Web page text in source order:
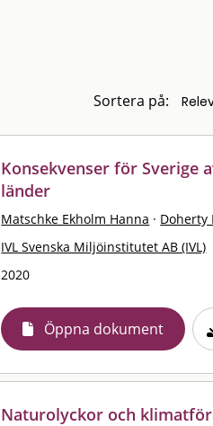
Sortera på:
Konsekvenser för Sverige
länder
Matschke Ekholm Hanna · Doherty
IVL Svenska Miljöinstitutet AB (IVL)
2020
Öppna dokument
Naturolyckor och